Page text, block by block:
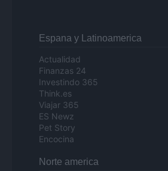
Espana y Latinoamerica
Actualidad
Finanzas 24
Investindo 365
Think.es
Viajar 365
ES Newz
Pet Story
Encocina
Norte america